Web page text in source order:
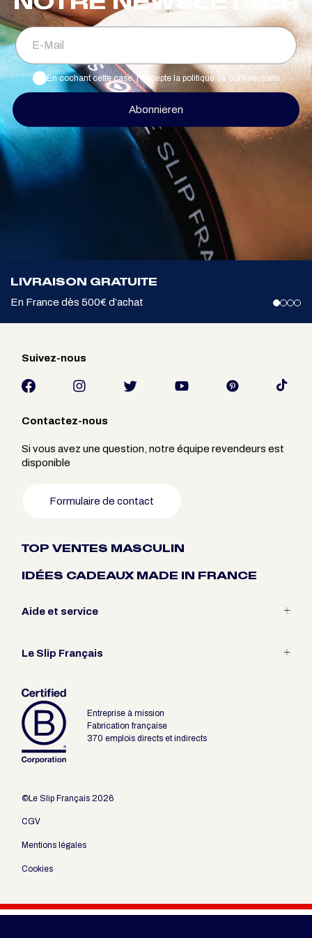
E-Mail
En cochant cette case, j'accepte la politique de confidentialté
Abonnieren
LIVRAISON GRATUITE
En France dès 500€ d’achat
Suivez-nous
Contactez-nous
Si vous avez une question, notre équipe revendeurs est
disponible
Formulaire de contact
TOP VENTES MASCULIN
IDÉES CADEAUX MADE IN FRANCE
Aide et service
Guide des tailles
Le Slip Français
Le pari du Slip
Outils revendeursEntreprise à mission
Fabrication française
370 emplois directs et indirects
©Le Slip Français 2026
CGV
Mentions légales
Cookies